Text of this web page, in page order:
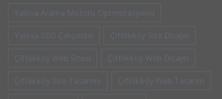
Yalova Arama Motoru Optimizasyonu
Yalova SEO Çalışması Çiftlikköy Site Dizayn
Çiftlikköy Web Sitesi Çiftlikköy Web Dizayn
Çiftlikköy Site Tasarımı Çiftlikköy Web Tasarım